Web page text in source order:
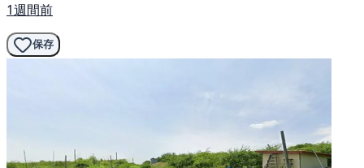
1週間前
保存